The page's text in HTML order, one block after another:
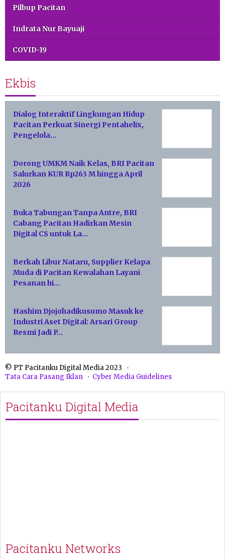
Pilbup Pacitan
Indrata Nur Bayuaji
COVID-19
Ekbis
Dialog Interaktif Lingkungan Hidup
Pacitan Perkuat Sinergi Pentahelix,
Pengelola…
Dorong UMKM Naik Kelas, BRI Pacitan
Salurkan KUR Rp263 M hingga April
2026
Buka Tabungan Tanpa Antre, BRI
Cabang Pacitan Hadirkan Mesin
Digital CS untuk La…
Berkah Libur Nataru, Supplier Kelapa
Muda di Pacitan Kewalahan Layani
Pesanan hi…
Hashim Djojohadikusumo Masuk ke
Industri Aset Digital: Arsari Group
Resmi Jadi P…
© PT Pacitanku Digital Media 2023
Tata Cara Pasang Iklan
Cyber Media Guidelines
Pacitanku Digital Media
Pacitanku Networks